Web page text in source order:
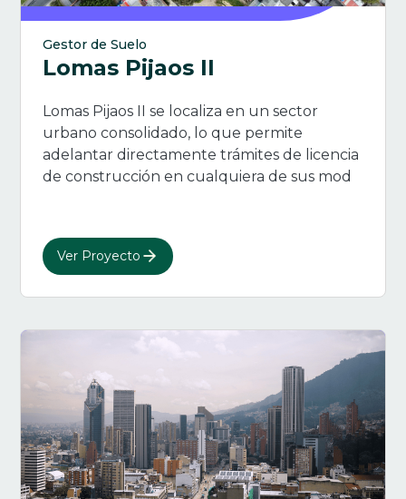
Gestor de Suelo
Lomas Pijaos II
Lomas Pijaos II se localiza en un sector
urbano consolidado, lo que permite
adelantar directamente trámites de licencia
de construcción en cualquiera de sus mod
Ver Proyecto